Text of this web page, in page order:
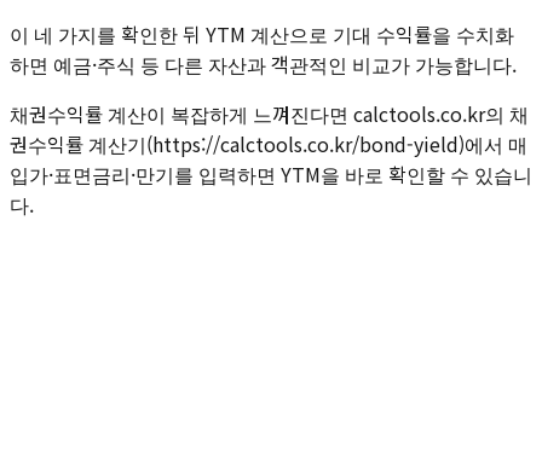
이 네 가지를 확인한 뒤 YTM 계산으로 기대 수익률을 수치화
하면 예금·주식 등 다른 자산과 객관적인 비교가 가능합니다.
채권수익률 계산이 복잡하게 느껴진다면 calctools.co.kr의 채
권수익률 계산기(https://calctools.co.kr/bond-yield)에서 매
입가·표면금리·만기를 입력하면 YTM을 바로 확인할 수 있습니
다.